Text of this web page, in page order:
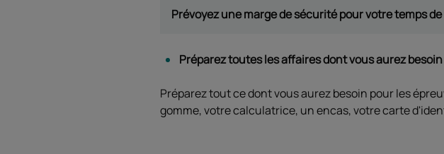
Prévoyez une marge de sécurité pour votre temps
Préparez toutes les affaires dont vous aurez besoin
Préparez tout ce dont vous aurez besoin pour les
gomme, votre calculatrice, un encas, votre carte